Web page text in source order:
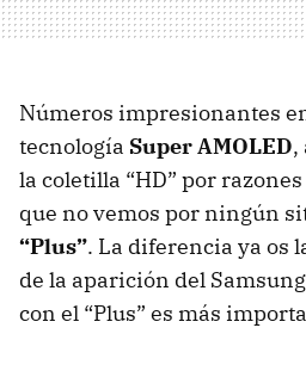
Números impresionantes
tecnología Super AMOLED,
la coletilla “HD” por
que no vemos por ningún
“Plus”. La diferencia ya os
de la aparición del
con el “Plus” es más